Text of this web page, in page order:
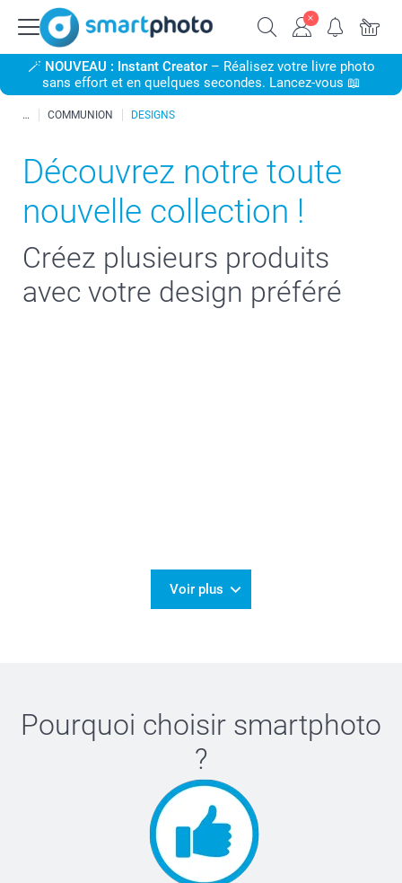
🪄 NOUVEAU : Instant Creator– Réalisez votre livre photo
sans effort et en quelques secondes. Lancez-vous 📖
COMMUNION DESIGNS
Découvrez notre toute
nouvelle collection !
Créez plusieurs produits
avec votre design préféré
Voir plus
Pourquoi choisir smartphoto
?